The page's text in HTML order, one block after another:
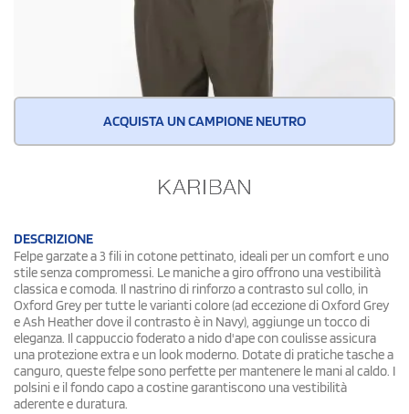
ACQUISTA UN CAMPIONE NEUTRO
DESCRIZIONE
Felpe garzate a 3 fili in cotone pettinato, ideali per un comfort e uno
stile senza compromessi. Le maniche a giro offrono una vestibilità
classica e comoda. Il nastrino di rinforzo a contrasto sul collo, in
Oxford Grey per tutte le varianti colore (ad eccezione di Oxford Grey
e Ash Heather dove il contrasto è in Navy), aggiunge un tocco di
eleganza. Il cappuccio foderato a nido d'ape con coulisse assicura
una protezione extra e un look moderno. Dotate di pratiche tasche a
canguro, queste felpe sono perfette per mantenere le mani al caldo. I
polsini e il fondo capo a costine garantiscono una vestibilità
aderente e duratura.